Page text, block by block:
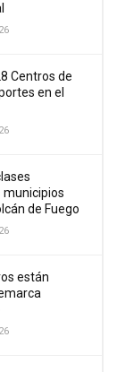
Centros de
en el
municipios
de Fuego
están